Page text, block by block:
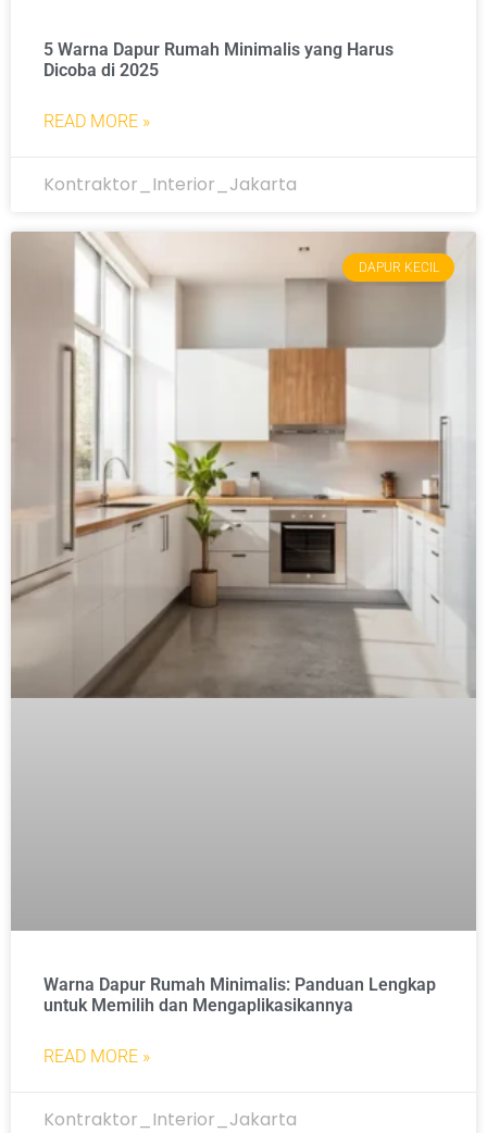
5 Warna Dapur Rumah Minimalis yang Harus
Dicoba di 2025
READ MORE »
Kontraktor_Interior_Jakarta
DAPUR KECIL
Warna Dapur Rumah Minimalis: Panduan Lengkap
untuk Memilih dan Mengaplikasikannya
READ MORE »
Kontraktor_Interior_Jakarta